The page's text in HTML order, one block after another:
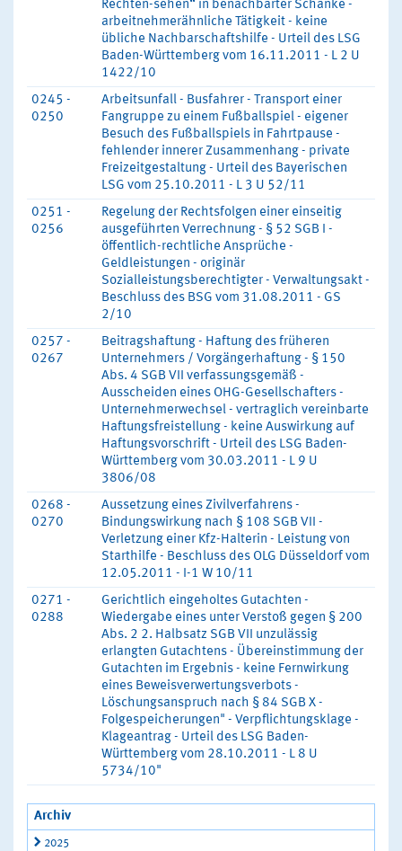
Rechten-sehen“ in benachbarter Schänke -
arbeitnehmerähnliche Tätigkeit - keine
übliche Nachbarschaftshilfe - Urteil des LSG
Baden-Württemberg vom 16.11.2011 - L 2 U
1422/10
0245 -
0250
Arbeitsunfall - Busfahrer - Transport einer
Fangruppe zu einem Fußballspiel - eigener
Besuch des Fußballspiels in Fahrtpause -
fehlender innerer Zusammenhang - private
Freizeitgestaltung - Urteil des Bayerischen
LSG vom 25.10.2011 - L 3 U 52/11
0251 -
0256
Regelung der Rechtsfolgen einer einseitig
ausgeführten Verrechnung - § 52 SGB I -
öffentlich-rechtliche Ansprüche -
Geldleistungen - originär
Sozialleistungsberechtigter - Verwaltungsakt -
Beschluss des BSG vom 31.08.2011 - GS
2/10
0257 -
0267
Beitragshaftung - Haftung des früheren
Unternehmers / Vorgängerhaftung - § 150
Abs. 4 SGB VII verfassungsgemäß -
Ausscheiden eines OHG-Gesellschafters -
Unternehmerwechsel - vertraglich vereinbarte
Haftungsfreistellung - keine Auswirkung auf
Haftungsvorschrift - Urteil des LSG Baden-
Württemberg vom 30.03.2011 - L 9 U
3806/08
0268 -
0270
Aussetzung eines Zivilverfahrens -
Bindungswirkung nach § 108 SGB VII -
Verletzung einer Kfz-Halterin - Leistung von
Starthilfe - Beschluss des OLG Düsseldorf vom
12.05.2011 - I-1 W 10/11
0271 -
0288
Gerichtlich eingeholtes Gutachten -
Wiedergabe eines unter Verstoß gegen § 200
Abs. 2 2. Halbsatz SGB VII unzulässig
erlangten Gutachtens - Übereinstimmung der
Gutachten im Ergebnis - keine Fernwirkung
eines Beweisverwertungsverbots -
Löschungsanspruch nach § 84 SGB X -
Folgespeicherungen" - Verpflichtungsklage -
Klageantrag - Urteil des LSG Baden-
Württemberg vom 28.10.2011 - L 8 U
5734/10"
Archiv
2025